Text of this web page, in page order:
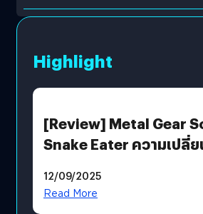
Highlight
[Review] Metal Gear
Snake Eater ความเปลี่
12/09/2025
Read More